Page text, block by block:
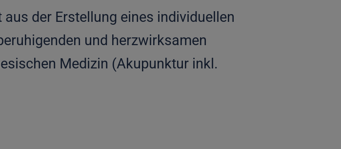
der Erstellung eines individuellen
und herzwirksamen
Medizin (Akupunktur inkl.